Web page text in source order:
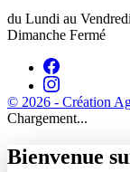
du Lundi au
Dimanche Fermé
© 2026 - Création
Chargement...
Bienvenue